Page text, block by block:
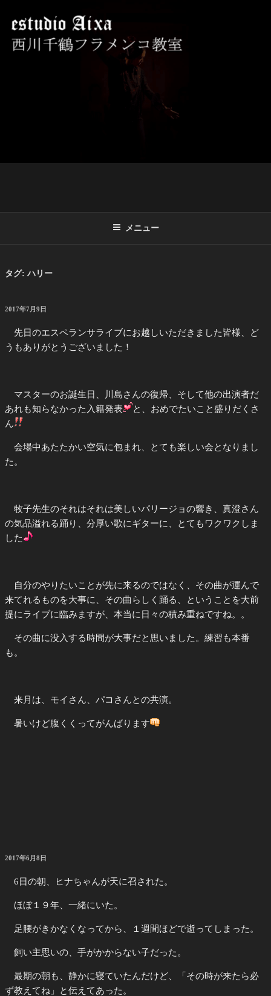
西川千鶴フラメンコ教室 ESTUDIO
初心者からプロを目指す貴女をお待ちしております。
メニュー
タグ: ハリー
投
2017年7月9日
先日のエスペランサライブにお越しいただきました皆様、ど
うもありがとうございました！
マスターのお誕生日、川島さんの復帰、そして他の出演者だ
あれも知らなかった入籍発表
と、おめでたいこと盛りだくさ
ん
会場中あたたかい空気に包まれ、とても楽しい会となりまし
た。
牧子先生のそれはそれは美しいパリージョの響き、真澄さん
の気品溢れる踊り、分厚い歌にギターに、とてもワクワクしま
した
自分のやりたいことが先に来るのではなく、その曲が運んで
来てれるものを大事に、その曲らしく踊る、ということを大前
提にライブに臨みますが、本当に日々の積み重ねですね。。
その曲に没入する時間が大事だと思いました。練習も本番
も。
来月は、モイさん、パコさんとの共演。
暑いけど腹くくってがんばります
投
2017年6月8日
6日の朝、ヒナちゃんが天に召された。
ほぼ１９年、一緒にいた。
足腰がきかなくなってから、１週間ほどで逝ってしまった。
飼い主思いの、手がかからない子だった。
最期の朝も、静かに寝ていたんだけど、「その時が来たら必
ず教えてね」と伝えてあった。